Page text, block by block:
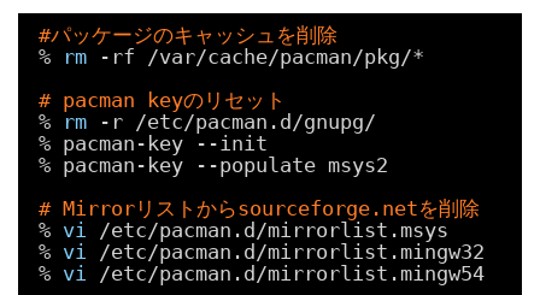
#パッケージのキャッシュを削除
%
rm -rf /var/cache/pacman/pkg/*
# pacman keyのリセット
%
rm -r /etc/pacman .d/gnupg/
% pacman-key --init
% pacman-key --populate msys2
# Mirrorリストからsourceforge.netを削除
% vi /etc/pacman .d/mirrorlist .msys
% vi /etc/pacman .d/mirrorlist .mingw32
% vi /etc/pacman .d/mirrorlist .mingw54